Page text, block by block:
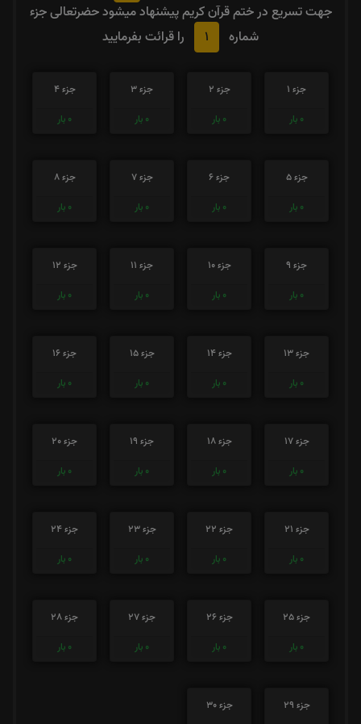
جهت تسریع در ختم قرآن کریم پیشنهاد میشود حضرتعالی جزء
شماره
1 را قرائت بفرمایید
جزء 1
0 بار
جزء 2
0 بار
جزء 3
0 بار
جزء 4
0 بار
جزء 5
0 بار
جزء 6
0 بار
جزء 7
0 بار
جزء 8
0 بار
جزء 9
0 بار
جزء 10
0 بار
جزء 11
0 بار
جزء 12
0 بار
جزء 13
0 بار
جزء 14
0 بار
جزء 15
0 بار
جزء 16
0 بار
جزء 17
0 بار
جزء 18
0 بار
جزء 19
0 بار
جزء 20
0 بار
جزء 21
0 بار
جزء 22
0 بار
جزء 23
0 بار
جزء 24
0 بار
جزء 25
0 بار
جزء 26
0 بار
جزء 27
0 بار
جزء 28
0 بار
جزء 29
جزء 30